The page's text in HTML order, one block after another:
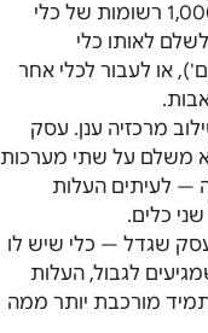
שצובר 200 לידים בחודש יגיע למגבלת 1,000 רשומות של כלי
לאותו כלי
או לעבור לכלי אחר
מרכזיה ענן. עסק
משלם על שתי מערכות
— לעיתים העלות
כלים.
שגדל — כלי שיש לו
לגבול, העלות
מורכבת יותר ממה